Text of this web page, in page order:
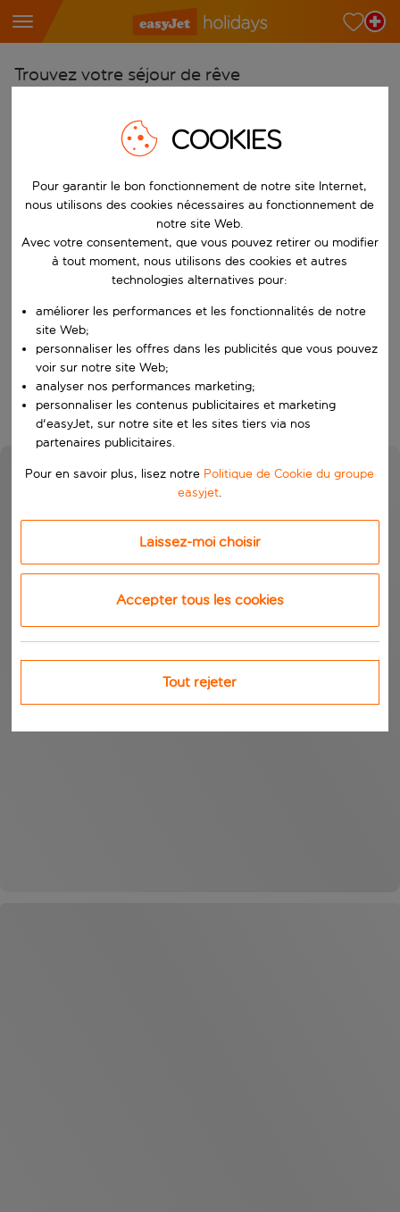
Trouvez votre séjour de rêve
Choisissez votre aéroport
Commencez à taper pour la saisie automatique. Lorsque les
Choisissez votre destination
Choisissez une date de départ et une date de retour.
Choisissez vos dates
Quand
Rechercher
COOKIES
Pour garantir le bon fonctionnement de notre site Internet,
nous utilisons des cookies nécessaires au fonctionnement de
notre site Web.
Avec votre consentement, que vous pouvez retirer ou modifier
à tout moment, nous utilisons des cookies et autres
technologies alternatives pour:
améliorer les performances et les fonctionnalités de notre
site Web;
personnaliser les offres dans les publicités que vous pouvez
voir sur notre site Web;
analyser nos performances marketing;
personnaliser les contenus publicitaires et marketing
d'easyJet, sur notre site et les sites tiers via nos
partenaires publicitaires.
Pour en savoir plus, lisez notre Politique de Cookie du groupe
easyjet.
Laissez-moi choisir
Accepter tous les cookies
Tout rejeter